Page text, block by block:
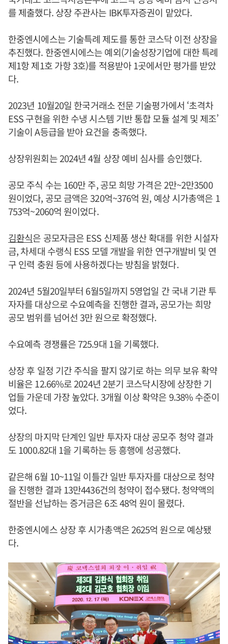
를 제출했다. 상장 주관사는 IBK투자증권이 맡았다.
한중엔시에스는 기술특례 제도를 통한 코스닥 이전 상장을
추진했다. 한중엔시에스는 예외(기술성장기업에 대한 특례
제1항 제1호 가항 3호)를 적용받아 1곳에서만 평가를 받았
다.
2023년 10월20일 한국거래소 전문 기술평가에서 ‘초격차
ESS 구현을 위한 수냉 시스템 기반 통합 모듈 설계 및 제조’
기술이 A등급을 받아 요건을 충족했다.
상장위원회는 2024년 4월 상장 예비 심사를 승인했다.
공모 주식 수는 160만 주, 공모 희망 가격은 2만~2만3500
원이었다, 공모 금액은 320억~376억 원, 예상 시가총액은 1
753억~2060억 원이었다.
김환식은 공모자금은 ESS 신제품 생산 확대를 위한 시설자
금, 차세대 수랭식 ESS 모델 개발을 위한 연구개발비 및 연
구 인력 충원 등에 사용하겠다는 방침을 밝혔다.
2024년 5월20일부터 6월5일까지 5영업일 간 국내 기관 투
자자를 대상으로 수요예측을 진행한 결과, 공모가는 희망
공모 범위를 넘어선 3만 원으로 확정했다.
수요예측 경쟁률은 725.9대 1을 기록했다.
상장 후 일정 기간 주식을 팔지 않기로 하는 의무 보유 확약
비율은 12.66%로 2024년 2분기 코스닥시장에 상장한 기
업들 가운데 가장 높았다. 3개월 이상 확약은 9.38% 수준이
었다.
상장의 마지막 단계인 일반 투자자 대상 공모주 청약 결과
도 1000.82대 1을 기록하는 등 흥행에 성공했다.
같은해 6월 10~11일 이틀간 일반 투자자를 대상으로 청약
을 진행한 결과 13만4436건의 청약이 접수됐다. 청약액의
절반을 선납하는 증거금은 6조 48억 원이 몰렸다.
한중엔시에스 상장 후 시가총액은 2625억 원으로 예상됐
다.